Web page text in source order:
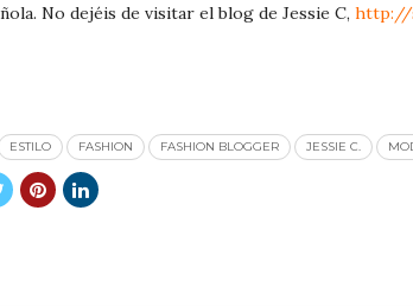
No dejéis de visitar el blog de Jessie C, http://
ESTILO FASHION FASHION BLOGGER JESSIE C.